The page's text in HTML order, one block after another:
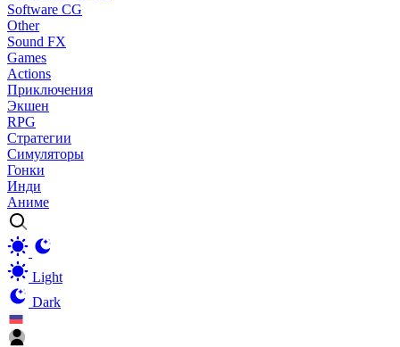
Software CG
Other
Sound FX
Games
Actions
Приключения
Экшен
RPG
Стратегии
Симуляторы
Гонки
Инди
Аниме
Light
Dark